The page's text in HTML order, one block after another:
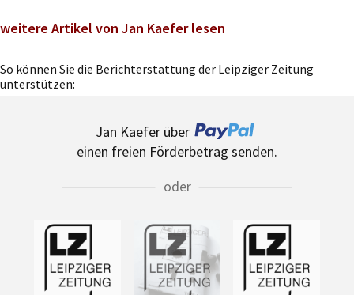
weitere Artikel von Jan Kaefer lesen
So können Sie die Berichterstattung der Leipziger Zeitung
unterstützen:
Jan Kaefer über
einen freien Förderbetrag senden.
oder